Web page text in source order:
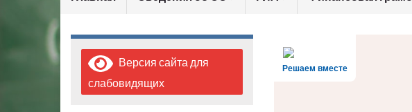
Решаем вместе
Версия сайта для
слабовидящих